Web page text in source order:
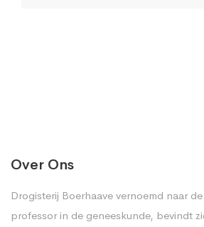
Over Ons
Drogisterij Boerhaave vernoemd naar
professor in de geneeskunde, bevindt